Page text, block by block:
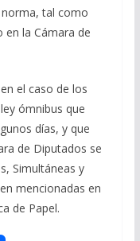
tal como
la Cámara de
el caso de los
ómnibus que
días, y que
de Diputados se
Simultáneas y
mencionadas en
de Papel.